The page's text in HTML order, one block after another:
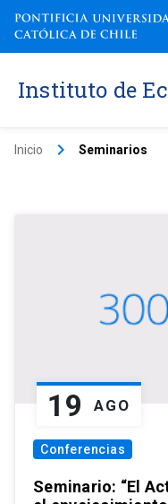
Instituto de
Inicio keyboard_arrow_right Seminarios
19 AGO
Conferencias
Seminario: “El